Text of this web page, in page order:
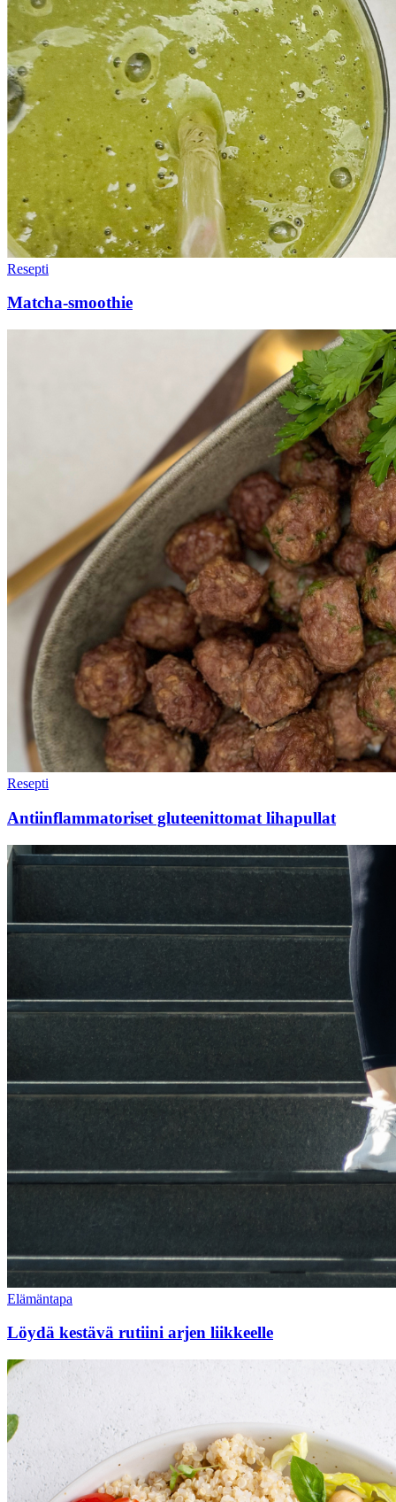
Resepti
Matcha-smoothie
Resepti
Antiinflammatoriset gluteenittomat lihapullat
Elämäntapa
Löydä kestävä rutiini arjen liikkeelle